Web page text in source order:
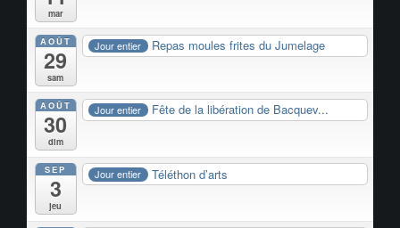
mar
AOÛT
29
sam
Jour entier Repas moules frites du Jumelage
AOÛT
30
dim
Jour entier Fête de la libération de Bacquev...
SEP
3
jeu
Jour entier Téléthon d’arts